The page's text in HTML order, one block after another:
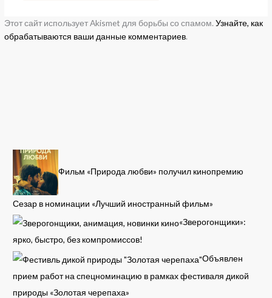
Этот сайт использует Akismet для борьбы со спамом.Узнайте, как
обрабатываются ваши данные комментариев.
Фильм «Природа любви» получил кинопремию
Сезар в номинации «Лучший иностранный фильм»
«Зверогонщики»:
ярко, быстро, без компромиссов!
Объявлен
прием работ на спецноминацию в рамках фестиваля дикой
природы «Золотая черепаха»